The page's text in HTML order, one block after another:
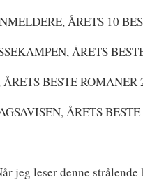
ÅRETS 10
ÅRETS
BESTE ROMANER
ÅRETS
jeg leser denne strålende